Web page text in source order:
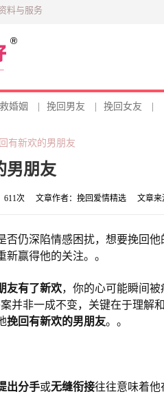
料与服务
婚姻 挽回男友 挽回女友
有新欢的男朋友
男朋友
611次 文章作者： 挽回爱情精选 文章来
否仍深陷情感困扰，想要挽回他
赢得他的关注。。
友有了新欢，你的心可能瞬间被
并非一成不变，关键在于理解
挽回有新欢的男朋友。。
出分手或无缝衔接往往意味着他